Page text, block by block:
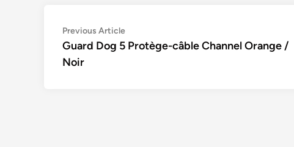
Navigation
de
l’article
Previous ArticlePrevious
article:
Guard Dog 5 Protège-câble Channel Orange /
Noir